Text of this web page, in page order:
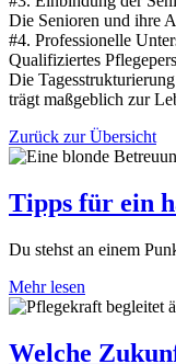
Die Senioren und ihre
#4. Professionelle
Qualifiziertes
Die
trägt maßgeblich zur
Zurück zur Übersicht
Tipps für ein
Du stehst an einem
Mehr lesen
Welche